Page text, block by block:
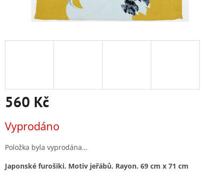
560 Kč
cena:
Vyprodáno
Položka byla vyprodána…
Japonské furošiki. Motiv jeřábů. Rayon. 69 cm x 71 cm